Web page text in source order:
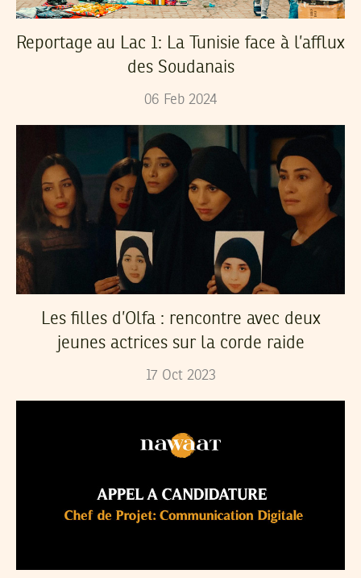
Reportage au Lac 1: La Tunisie face à l’afflux
des Soudanais
06 Feb 2024
Les filles d’Olfa : rencontre avec deux
jeunes actrices sur la corde raide
17 Oct 2023